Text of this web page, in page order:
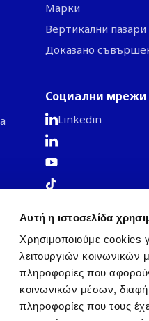
Αυτή η ιστοσελίδα
Χρησιμοποιούμε cookies
λειτουργιών κοινωνικών
πληροφορίες που
κοινωνικών μέσων,
πληροφορίες που τους
Марки
Вертикални пазари
Доказано
Социални мрежи
Linkedin
Bulgaria EOOD